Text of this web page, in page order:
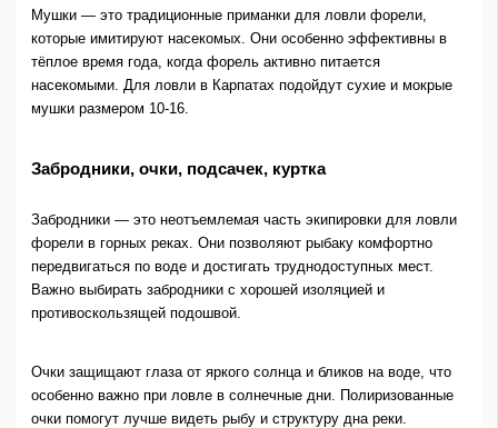
Мушки — это традиционные приманки для ловли форели,
которые имитируют насекомых. Они особенно эффективны в
тёплое время года, когда форель активно питается
насекомыми. Для ловли в Карпатах подойдут сухие и мокрые
мушки размером 10-16.
Забродники, очки, подсачек, куртка
Забродники — это неотъемлемая часть экипировки для ловли
форели в горных реках. Они позволяют рыбаку комфортно
передвигаться по воде и достигать труднодоступных мест.
Важно выбирать забродники с хорошей изоляцией и
противоскользящей подошвой.
Очки защищают глаза от яркого солнца и бликов на воде, что
особенно важно при ловле в солнечные дни. Полиризованные
очки помогут лучше видеть рыбу и структуру дна реки.